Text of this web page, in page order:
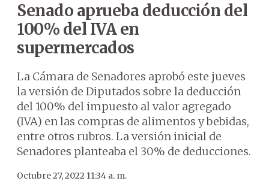
Senado aprueba deducción del
100% del IVA en
supermercados
La Cámara de Senadores aprobó este jueves
la versión de Diputados sobre la deducción
del 100% del impuesto al valor agregado
(IVA) en las compras de alimentos y bebidas,
entre otros rubros. La versión inicial de
Senadores planteaba el 30% de deducciones.
Octubre 27, 2022 11:34 a. m.